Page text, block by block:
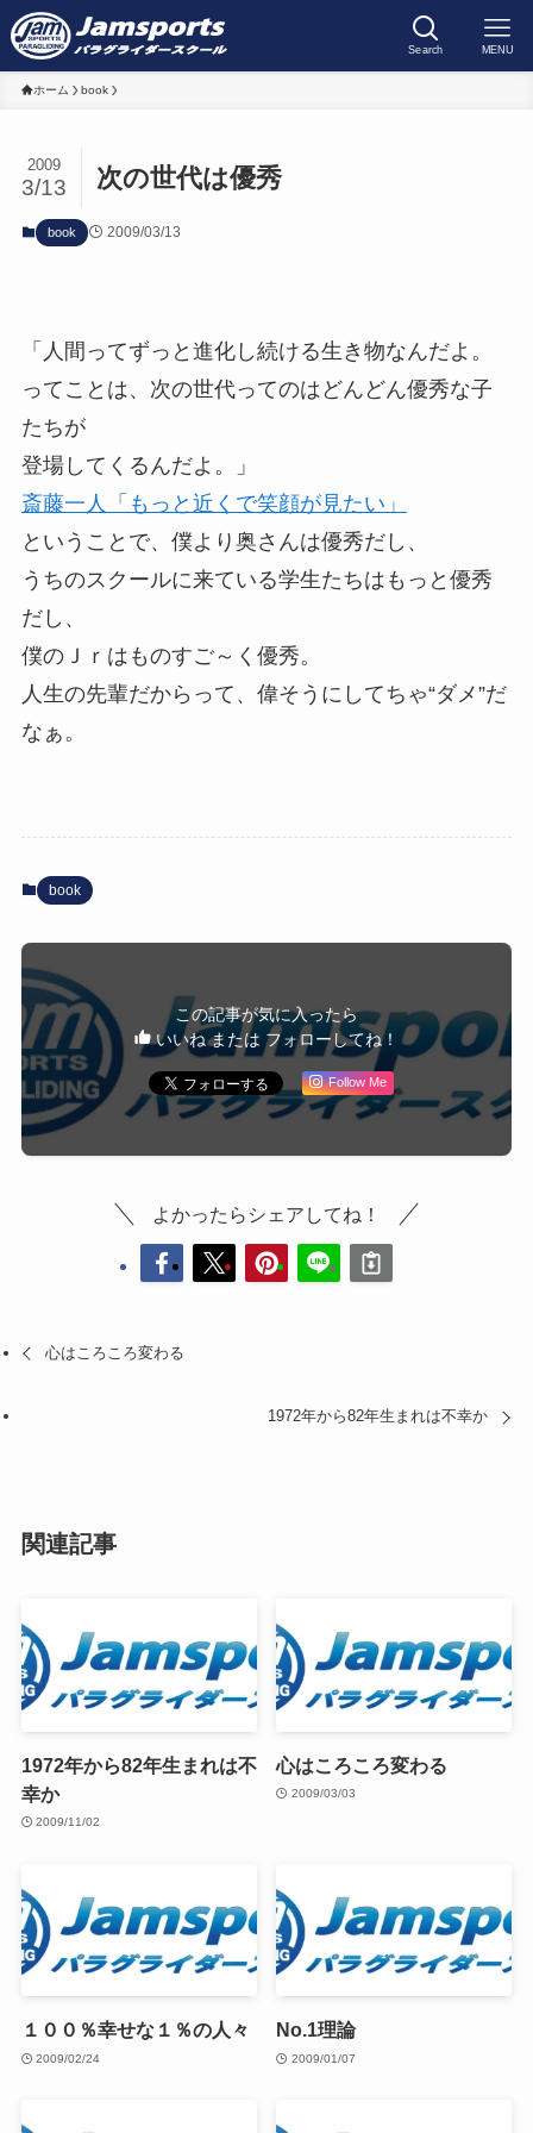
Search MENU
ホーム book
次の世代は優秀
2009
3/13
book 2009/03/13
「人間ってずっと進化し続ける生き物なんだよ。
ってことは、次の世代ってのはどんどん優秀な子
たちが
登場してくるんだよ。」
斎藤一人「もっと近くで笑顔が見たい」
ということで、僕より奥さんは優秀だし、
うちのスクールに来ている学生たちはもっと優秀
だし、
僕のＪｒはものすご～く優秀。
人生の先輩だからって、偉そうにしてちゃ“ダメ”だ
なぁ。
book
この記事が気に入ったら
いいね または フォローしてね！
Follow Me
よかったらシェアしてね！
心はころころ変わる
1972年から82年生まれは不幸か
関連記事
1972年から82年生まれは不
幸か
2009/11/02
心はころころ変わる
2009/03/03
１００％幸せな１％の人々
2009/02/24
No.1理論
2009/01/07